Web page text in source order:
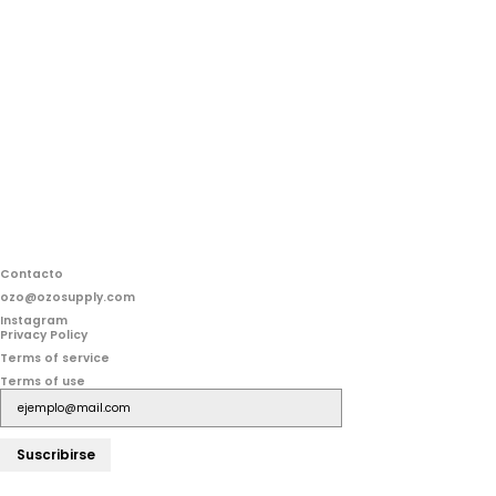
Contacto
ozo@ozosupply.com
Instagram
Privacy Policy
Terms of service
Terms of use
Suscribirse